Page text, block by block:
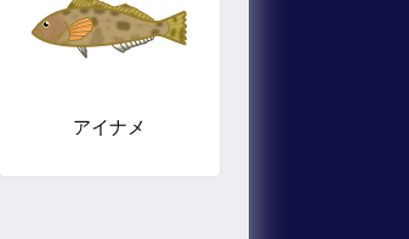
アイナメ